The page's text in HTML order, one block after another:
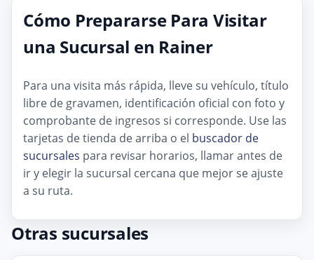
Cómo Prepararse Para Visitar
una Sucursal en Rainer
Para una visita más rápida, lleve su vehículo, título
libre de gravamen, identificación oficial con foto y
comprobante de ingresos si corresponde. Use las
tarjetas de tienda de arriba o el buscador de
sucursales para revisar horarios, llamar antes de
ir y elegir la sucursal cercana que mejor se ajuste
a su ruta.
Otras sucursales